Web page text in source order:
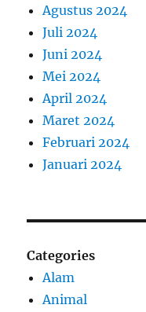
Agustus 2024
Juli 2024
Juni 2024
Mei 2024
April 2024
Maret 2024
Februari 2024
Januari 2024
Categories
Alam
Animal